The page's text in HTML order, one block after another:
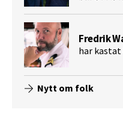
Fredrik
har kastat
Nytt om folk